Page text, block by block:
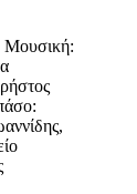
Μουσική: